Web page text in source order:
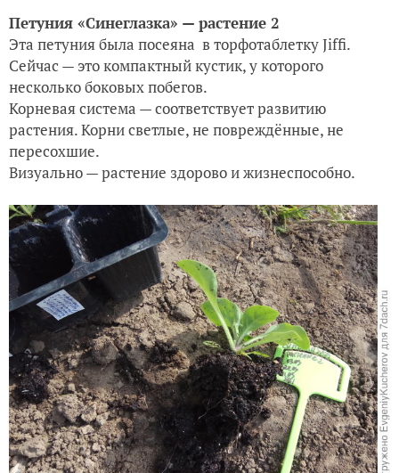
Петуния «Синеглазка» — растение 2
Эта петуния была посеяна в торфотаблетку Jiffi.
Сейчас — это компактный кустик, у которого
несколько боковых побегов.
Корневая система — соответствует развитию
растения. Корни светлые, не повреждённые, не
пересохшие.
Визуально — растение здорово и жизнеспособно.